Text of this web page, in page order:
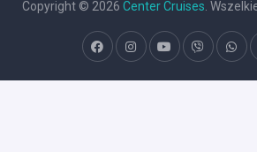
Copyright © 2026 Center Cruises .